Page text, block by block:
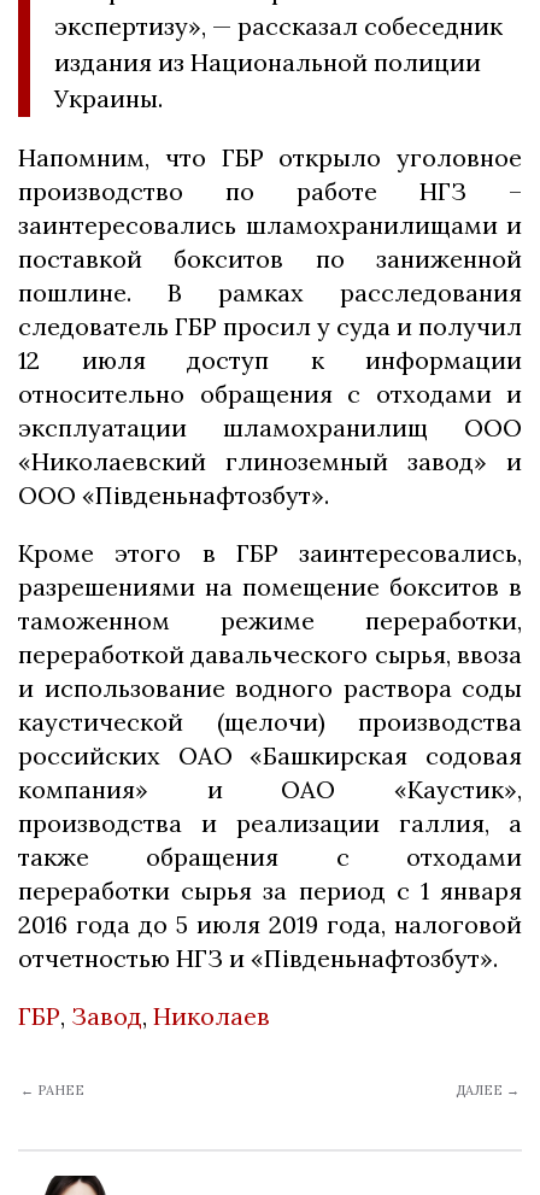
экспертизу», — рассказал собеседник
издания из Национальной полиции
Украины.
Напомним, что ГБР открыло уголовное
производство по работе НГЗ –
заинтересовались шламохранилищами и
поставкой бокситов по заниженной
пошлине. В рамках расследования
следователь ГБР просил у суда и получил
12 июля доступ к информации
относительно обращения с отходами и
эксплуатации шламохранилищ ООО
«Николаевский глиноземный завод» и
ООО «Південьнафтозбут».
Кроме этого в ГБР заинтересовались,
разрешениями на помещение бокситов в
таможенном режиме переработки,
переработкой давальческого сырья, ввоза
и использование водного раствора соды
каустической (щелочи) производства
российских ОАО «Башкирская содовая
компания» и ОАО «Каустик»,
производства и реализации галлия, а
также обращения с отходами
переработки сырья за период с 1 января
2016 года до 5 июля 2019 года, налоговой
отчетностью НГЗ и «Південьнафтозбут».
ГБР, Завод, Николаев
← РАНЕЕ ДАЛЕЕ →